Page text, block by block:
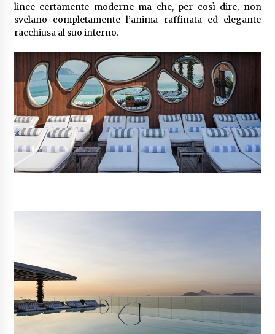
linee certamente moderne ma che, per così dire, non
svelano completamente l’anima raffinata ed elegante
racchiusa al suo interno.